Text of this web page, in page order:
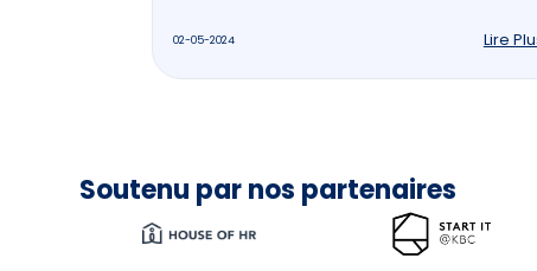
02-05-2024 Lire
Soutenu par nos partenaires